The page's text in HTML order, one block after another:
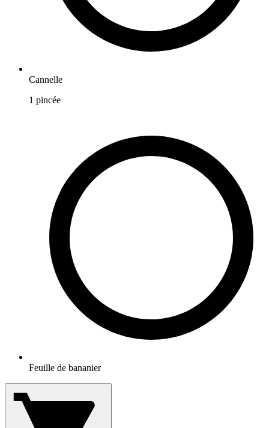
Cannelle
1 pincée
Feuille de bananier